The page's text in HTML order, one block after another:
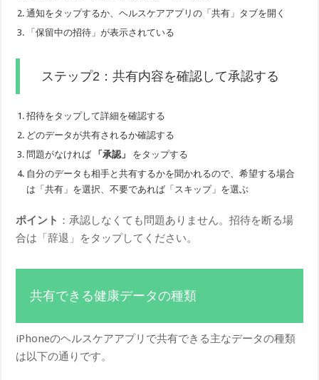
通知をタップするか、ヘルスケアアプリの「共有」タブを開く
「保留中の招待」が表示されている
ステップ2：共有内容を確認して承認する
招待をタップして詳細を確認する
どのデータが共有されるか確認する
問題がなければ
「承認」
をタップする
自分のデータも相手と共有するかを聞かれるので、希望する場合
は「共有」を選択、不要であれば「スキップ」を選ぶ
ポイント ：承認しなくても問題ありません。招待を断る場
合は「辞退」をタップしてください。
共有できる健康データの種類
iPhoneのヘルスケアアプリで共有できる主なデータの種類
は以下の通りです。